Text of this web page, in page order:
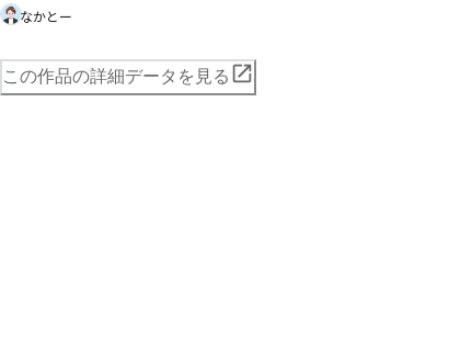
なかとー
この作品の詳細データを見る